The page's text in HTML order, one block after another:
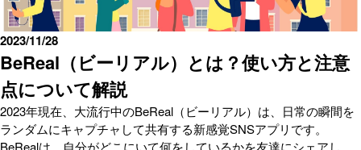
BeReal（ビーリアル）とは？使い方と注意
点について解説
2023/11/28
2023年現在、大流行中のBeReal（ビーリアル）は、日常の瞬間を
ランダムにキャプチャして共有する新感覚SNSアプリです。
BeRealは、自分がどこにいて何をしているかを友達にシェアし、